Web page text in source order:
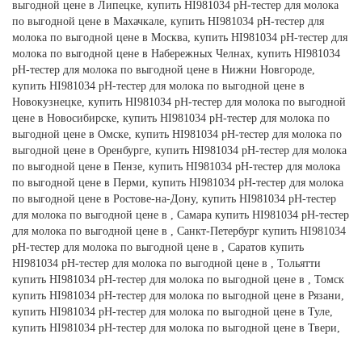
выгодной цене в Липецке, купить HI981034 pH-тестер для молока
по выгодной цене в Махачкале, купить HI981034 pH-тестер для
молока по выгодной цене в Москва, купить HI981034 pH-тестер для
молока по выгодной цене в Набережных Челнах, купить HI981034
pH-тестер для молока по выгодной цене в Нижни Новгороде,
купить HI981034 pH-тестер для молока по выгодной цене в
Новокузнецке, купить HI981034 pH-тестер для молока по выгодной
цене в Новосибирске, купить HI981034 pH-тестер для молока по
выгодной цене в Омске, купить HI981034 pH-тестер для молока по
выгодной цене в Оренбурге, купить HI981034 pH-тестер для молока
по выгодной цене в Пензе, купить HI981034 pH-тестер для молока
по выгодной цене в Перми, купить HI981034 pH-тестер для молока
по выгодной цене в Ростове-на-Дону, купить HI981034 pH-тестер
для молока по выгодной цене в , Самара купить HI981034 pH-тестер
для молока по выгодной цене в , Санкт-Петербург купить HI981034
pH-тестер для молока по выгодной цене в , Саратов купить
HI981034 pH-тестер для молока по выгодной цене в , Тольятти
купить HI981034 pH-тестер для молока по выгодной цене в , Томск
купить HI981034 pH-тестер для молока по выгодной цене в Рязани,
купить HI981034 pH-тестер для молока по выгодной цене в Туле,
купить HI981034 pH-тестер для молока по выгодной цене в Твери,